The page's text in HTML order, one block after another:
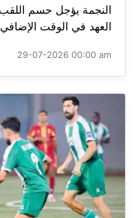
النجمة يؤجل حسم اللقب
العهد في الوقت الإضافي 2-1، في الجولة ال...
29-07-2026 00:00 am